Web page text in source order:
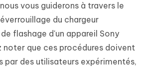
vous guiderons à travers le
du chargeur
flashage d'un appareil Sony
noter que ces procédures doivent
par des utilisateurs expérimentés,